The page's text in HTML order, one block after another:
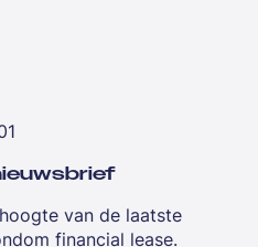
van de laatste
financial lease.